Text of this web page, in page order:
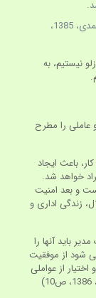
در طرح مازلو بعضی از نیازها مطرح نشده است. (محمدی، 1385،
نیستیم، به
را مطرح
باعث ایجاد
خواهد شد.
و بعد امنیت
زندگی اداری و
باید آنها را
شود از موفقیت
از عواملی